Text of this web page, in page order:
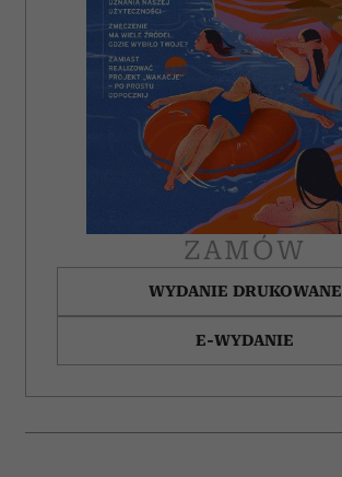
ZAMÓW
WYDANIE DRUKOWANE
E-WYDANIE